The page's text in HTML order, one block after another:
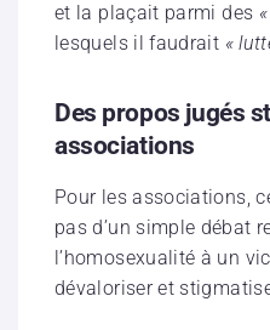
et la plaçait parmi des
lesquels il faudrait «
Des propos jugés
associations
Pour les associations,
pas d’un simple débat
l’homosexualité à un
dévaloriser et